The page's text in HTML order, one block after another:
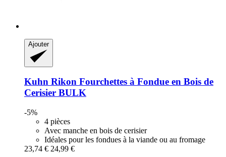
Ajouter
Kuhn Rikon Fourchettes à Fondue en Bois de
Cerisier BULK
-5%
4 pièces
Avec manche en bois de cerisier
Idéales pour les fondues à la viande ou au fromage
23,74 € 24,99 €